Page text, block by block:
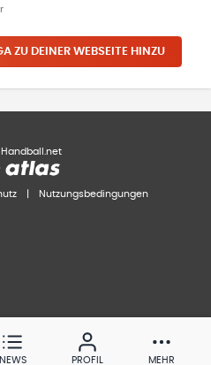
ZU DEINER WEBSEITE HINZU
Handball.net
Nutzungsbedingungen
NEWS PROFIL MEHR